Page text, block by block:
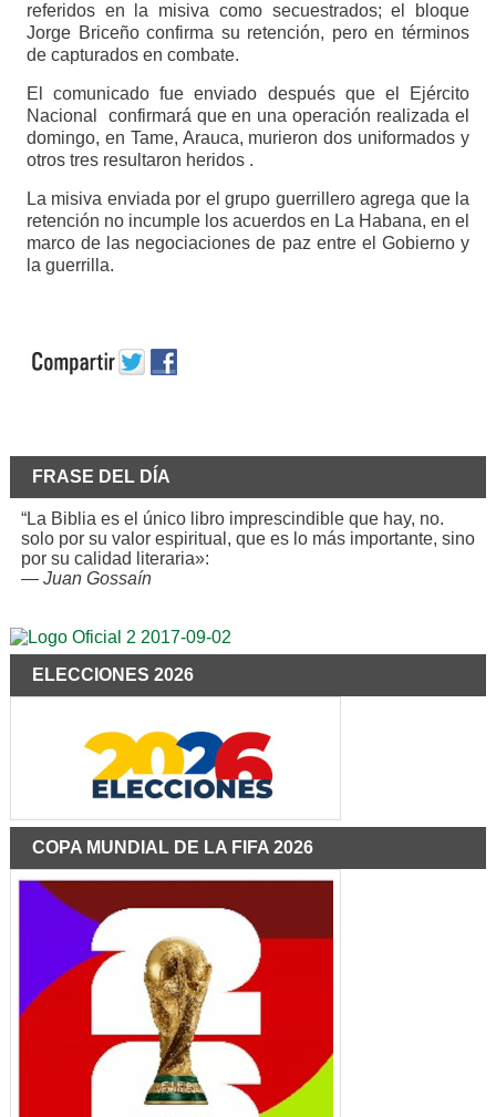
referidos en la misiva como secuestrados; el bloque
Jorge Briceño confirma su retención, pero en términos
de capturados en combate.
El comunicado fue enviado después que el Ejército
Nacional confirmará que en una operación realizada el
domingo, en Tame, Arauca, murieron dos uniformados y
otros tres resultaron heridos .
La misiva enviada por el grupo guerrillero agrega que la
retención no incumple los acuerdos en La Habana, en el
marco de las negociaciones de paz entre el Gobierno y
la guerrilla.
FRASE DEL DÍA
“La Biblia es el único libro imprescindible que hay, no.
solo por su valor espiritual, que es lo más importante, sino
por su calidad literaria»:
— Juan Gossaín
ELECCIONES 2026
COPA MUNDIAL DE LA FIFA 2026